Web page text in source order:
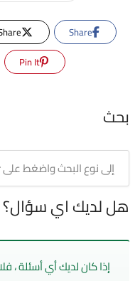
Share
Share
Pin It
بحث
هل لديك اي سؤال؟
إذا كان لديك أي أسئلة ،